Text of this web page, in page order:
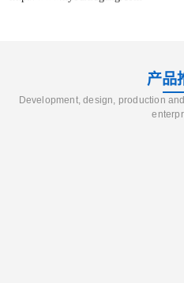
产品
Development, design, production